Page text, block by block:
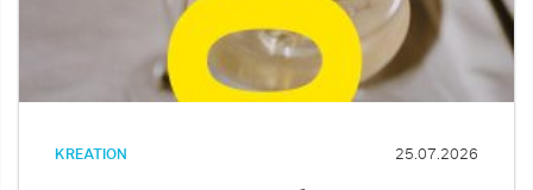
KREATION 25.07.2026